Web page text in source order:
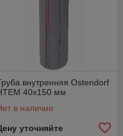
внутренняя Ostendorf
40x150 мм
в наличии
уточняйте